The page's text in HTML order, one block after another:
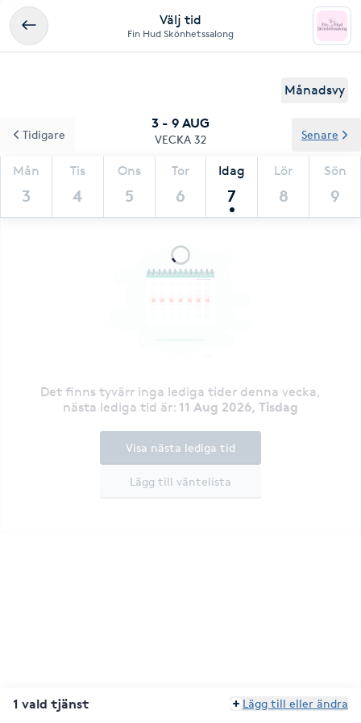
Välj tid
Fin Hud Skönhetssalong
Månadsvy
3 - 9 AUG
VECKA 32
Mån
3
Tis
4
Ons
5
Tor
6
Idag
7
Lör
8
Sön
9
Tidigare Senare
Det finns tyvärr inga lediga tider denna vecka,
nästa lediga tid är: 11 Aug 2026, Tisdag
Lägg till väntelista
Visa nästa lediga tid
1 vald tjänst Lägg till eller ändra